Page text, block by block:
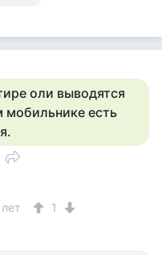
оли выводятся
мобильнике есть
1